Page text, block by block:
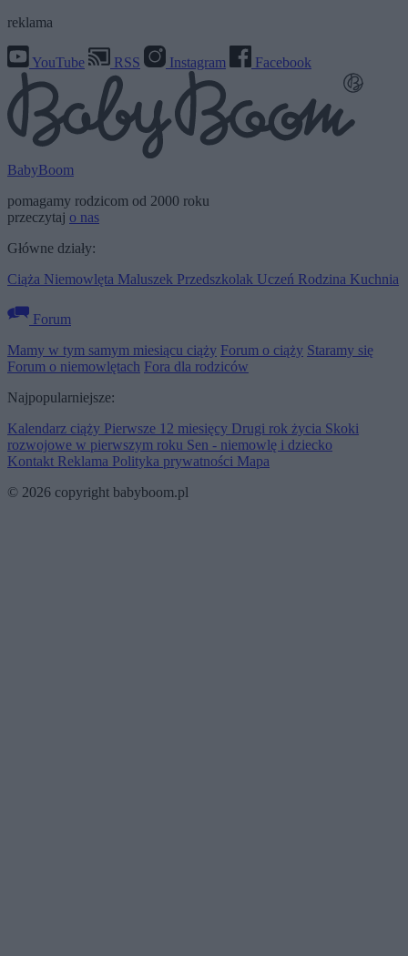
reklama
YouTube RSS Instagram Facebook
BabyBoom
pomagamy rodzicom od 2000 roku
przeczytaj o nas
Główne działy:
Ciąża Niemowlęta Maluszek Przedszkolak Uczeń Rodzina Kuchnia
Forum
Mamy w tym samym miesiącu ciąży Forum o ciąży Staramy się
Forum o niemowlętach Fora dla rodziców
Najpopularniejsze:
Kalendarz ciąży Pierwsze 12 miesięcy Drugi rok życia Skoki
rozwojowe w pierwszym roku Sen - niemowlę i dziecko
Kontakt Reklama Polityka prywatności Mapa
© 2026 copyright babyboom.pl